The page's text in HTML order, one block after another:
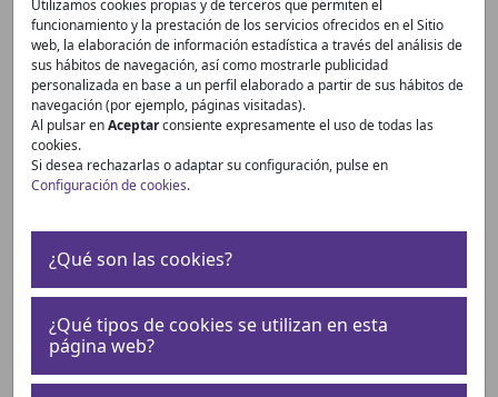
España, sede de la Jornada Mundial
Utilizamos cookies propias y de terceros que permiten el
funcionamiento y la prestación de los servicios ofrecidos en el Sitio
web, la elaboración de información estadística a través del análisis de
sus hábitos de navegación, así como mostrarle publicidad
personalizada en base a un perfil elaborado a partir de sus hábitos de
navegación (por ejemplo, páginas visitadas).
Al pulsar enAceptarconsiente expresamente el uso de todas las
cookies.
Si desea rechazarlas o adaptar su configuración, pulse en
Configuración de cookies.
¿Qué son las cookies?
¿Qué tipos de cookies se utilizan en esta
página web?